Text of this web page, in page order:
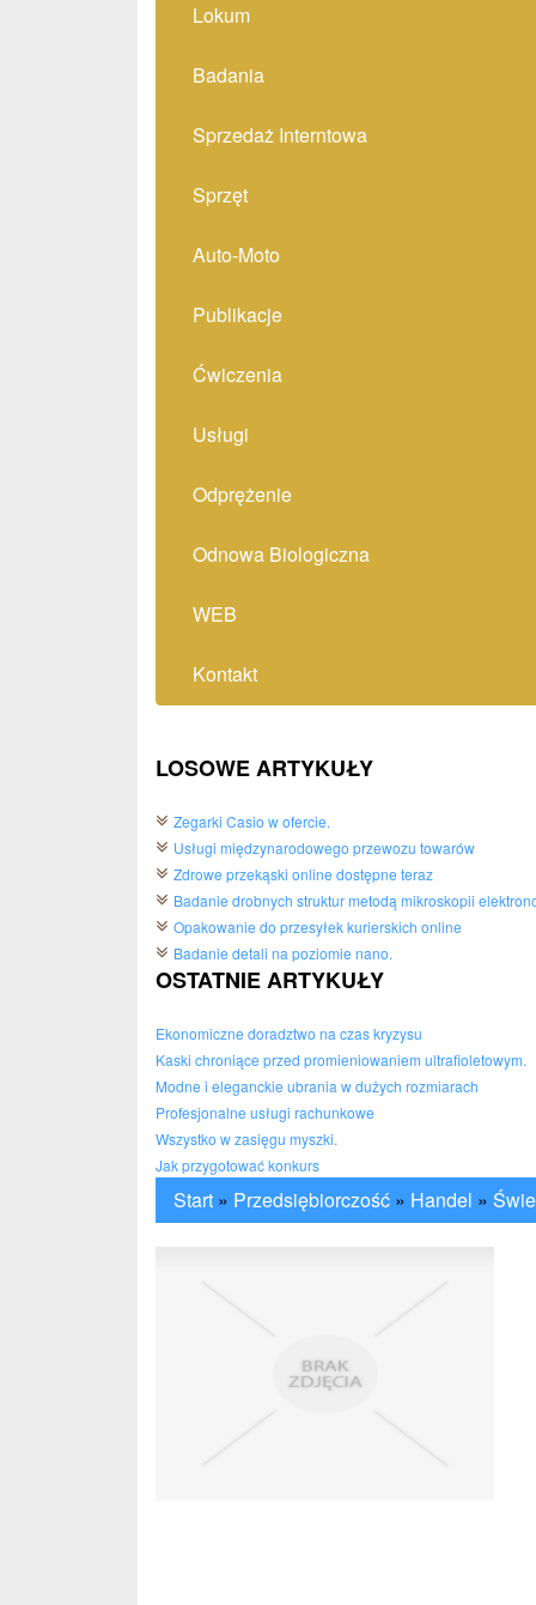
Lokum
Badania
Sprzedaż Interntowa
Sprzęt
Auto-Moto
Publikacje
Ćwiczenia
Usługi
Odprężenie
Odnowa Biologiczna
WEB
Kontakt
LOSOWE ARTYKUŁY
Zegarki Casio w ofercie.
Usługi międzynarodowego przewozu towarów
Zdrowe przekąski online dostępne teraz
Badanie drobnych struktur metodą mikroskopii
Opakowanie do przesyłek kurierskich online
Badanie detali na poziomie nano.
OSTATNIE ARTYKUŁY
Ekonomiczne doradztwo na czas kryzysu
Kaski chroniące przed promieniowaniem ultrafioletowym.
Modne i eleganckie ubrania w dużych rozmiarach
Profesjonalne usługi rachunkowe
Wszystko w zasięgu myszki.
Jak przygotować konkurs
Start » Przedsiębiorczość » Handel »